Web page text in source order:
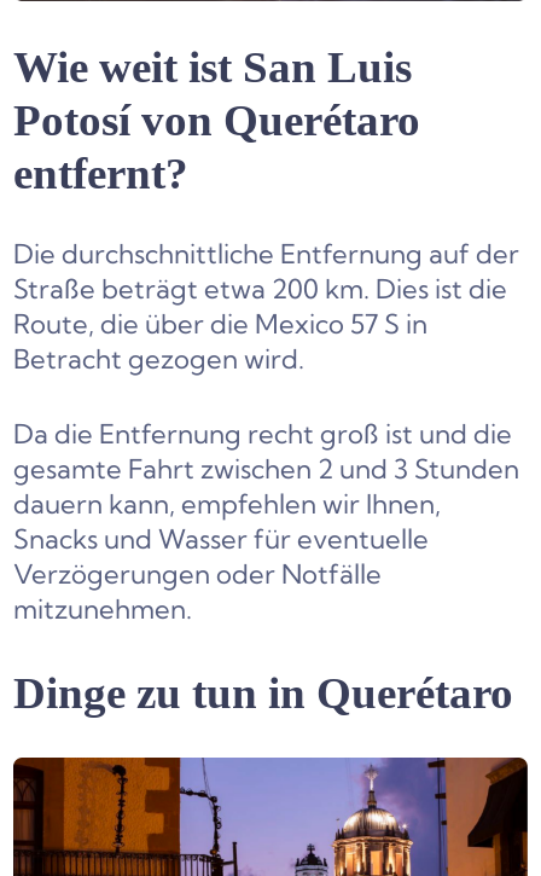
Wie weit ist San Luis
Potosí von Querétaro
entfernt?
Die durchschnittliche Entfernung auf der
Straße beträgt etwa 200 km. Dies ist die
Route, die über die Mexico 57 S in
Betracht gezogen wird.
Da die Entfernung recht groß ist und die
gesamte Fahrt zwischen 2 und 3 Stunden
dauern kann, empfehlen wir Ihnen,
Snacks und Wasser für eventuelle
Verzögerungen oder Notfälle
mitzunehmen.
Dinge zu tun in Querétaro